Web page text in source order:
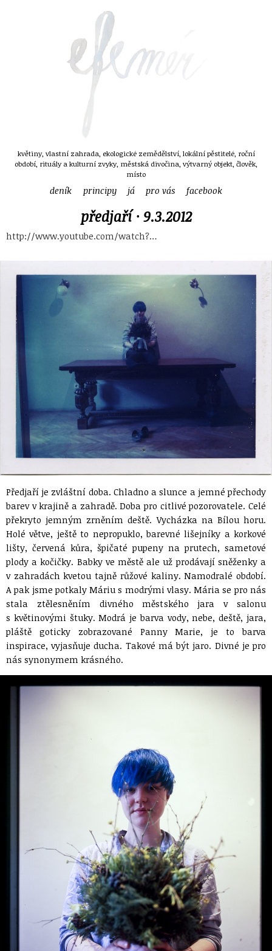
květiny, vlastní zahrada, ekologické zemědělství, lokální pěstitelé, roční
období, rituály a kulturní zvyky, městská divočina, výtvarný objekt, člověk,
místo
deník principy já pro vás facebook
předjaří · 9.3.2012
http://www.youtube.com/watch?…
Předjaří je zvláštní doba. Chladno a slunce a jemné přechody
barev v krajině a zahradě. Doba pro citlivé pozorovatele. Celé
překryto jemným zrněním deště. Vycházka na Bílou horu.
Holé větve, ještě to nepropuklo, barevné lišejníky a korkové
lišty, červená kůra, špičaté pupeny na prutech, sametové
plody a kočičky. Babky ve městě ale už prodávají sněženky a
v zahradách kvetou tajně růžové kaliny. Namodralé období.
A pak jsme potkaly Máriu s modrými vlasy. Mária se pro nás
stala ztělesněním divného městského jara v salonu
s květinovými štuky. Modrá je barva vody, nebe, deště, jara,
pláště goticky zobrazované Panny Marie, je to barva
inspirace, vyjasňuje ducha. Takové má být jaro. Divné je pro
nás synonymem krásného.